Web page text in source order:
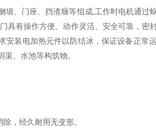
墙、门座、挡渣堰等组成,工作时电机通过
具有操作方便、动作灵活、安全可靠，密
安装电加热元件以防结冰，保证设备正常
、水池等构筑物。
，经久耐用无变形。